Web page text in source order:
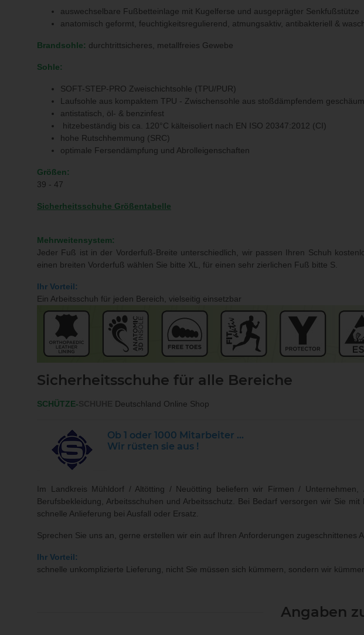
auswechselbare Fußbetteinlage mit Kugelferse und ausgeprägter Senkfußstütze
anatomisch geformt, feuchtigkeitsregulierend, atmungsaktiv, antibakteriell &
Brandsohle: durchtrittsicheres, metallfreies Gewebe
Sohle:
SOFT-STEP-PRO Zweischichtsohle (TPU/PUR)
Laufsohle aus kompaktem TPU - Zwischensohle aus stoßdämpfendem
antistatisch, öl- & benzinfest
hitzebeständig bis ca. 120°C kälteisoliert nach EN ISO 20347:2012 (CI)
hohe Rutschhemmung (SRC)
optimale Fersendämpfung und Abrolleigenschaften
Größen:
39 - 47
Sicherheitsschuhe Größentabelle
Mehrweitensystem:
Jeder Fuß ist in der Vorderfuß-Breite unterschiedlich, wir passen Ihren Schuh
einen breiten Vorderfuß wählen Sie bitte XL, für einen sehr zierlichen Fuß bitte S.
Ihr Vorteil:
Ein Arbeitsschuh für jeden Bereich, vielseitig einsetzbar
Sicherheitsschuhe für alle Bereiche
SCHÜTZE- Deutschland Online Shop
Ob 1 oder 1000 Mitarbeiter ...
Wir rüsten sie aus !
Im Landkreis Mühldorf / Altötting / Neuötting beliefern wir Firmen /
Berufsbekleidung, Arbeitsschuhen und Arbeitsschutz. Bei Bedarf versorgen wir Sie
schnelle Anlieferung bei Ausfall oder Ersatz.
Sprechen Sie uns an, gerne erstellen wir ein auf Ihren Anforderungen zugeschnittenes
Ihr Vorteil:
schnelle unkomplizierte Lieferung, nicht Sie müssen sich kümmern, sondern wir
Angaben